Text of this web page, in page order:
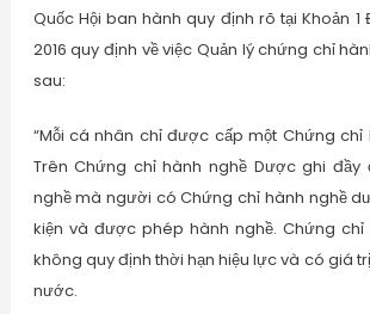
Quốc Hội ban hành quy định rõ tại Khoản 1
2016 quy định về việc Quản lý chứng chỉ
sau:
“Mỗi cá nhân chỉ được cấp một Chứng chỉ
Trên Chứng chỉ hành nghề Dược ghi đầy
nghề mà người có Chứng chỉ hành nghề
kiện và được phép hành nghề. Chứng chỉ
không quy định thời hạn hiệu lực và có giá
nước.